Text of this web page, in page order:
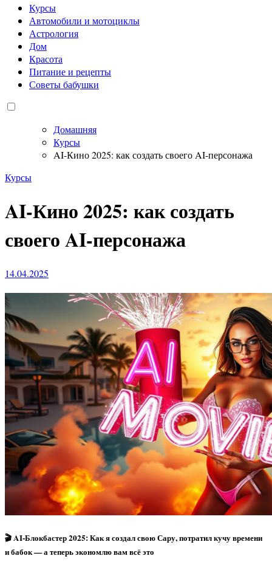
Курсы
Автомобили и мотоциклы
Астрология
Дом
Красота
Питание и рецепты
Советы бабушки
Домашняя
Курсы
AI-Кино 2025: как создать своего AI-персонажа
Курсы
AI-Кино 2025: как создать
своего AI-персонажа
14.04.2025
🎬AI-Блокбастер 2025: Как я создал свою Сару, потратил кучу времени
и бабок — а теперь экономлю вам всё это